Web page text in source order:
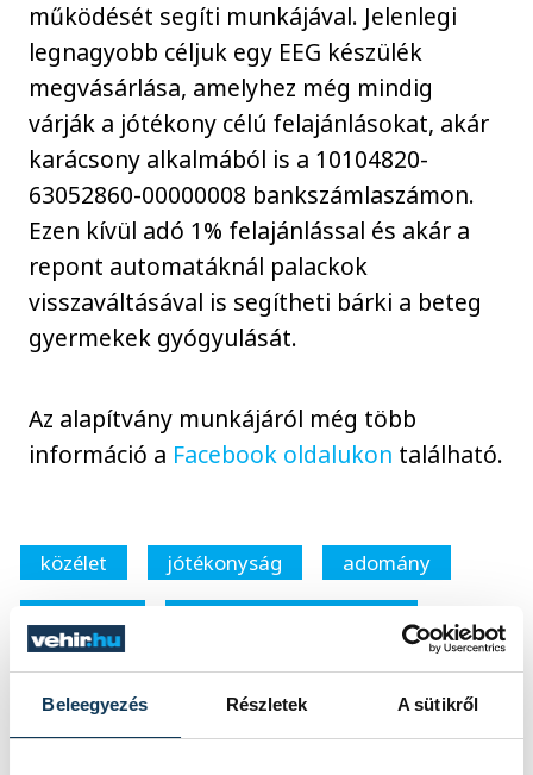
Beleegyezés Részletek A sütikről
működését segíti munkájával. Jelenlegi
legnagyobb céljuk egy EEG készülék
megvásárlása, amelyhez még mindig
várják a jótékony célú felajánlásokat, akár
karácsony alkalmából is a 10104820-
63052860-00000008 bankszámlaszámon.
Ezen kívül adó 1% felajánlással és akár a
repont automatáknál palackok
visszaváltásával is segítheti bárki a beteg
gyermekek gyógyulását.
Az alapítvány munkájáról még több
információ a Facebook oldalukon található.
közélet jótékonyság
adomány